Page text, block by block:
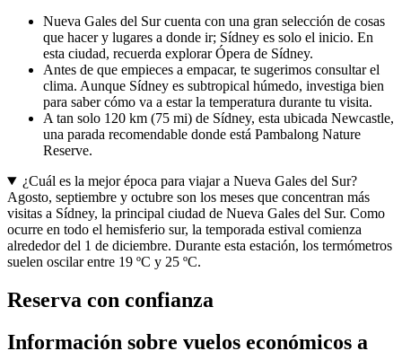
Nueva Gales del Sur cuenta con una gran selección de cosas
que hacer y lugares a donde ir; Sídney es solo el inicio. En
esta ciudad, recuerda explorar Ópera de Sídney.
Antes de que empieces a empacar, te sugerimos consultar el
clima. Aunque Sídney es subtropical húmedo, investiga bien
para saber cómo va a estar la temperatura durante tu visita.
A tan solo 120 km (75 mi) de Sídney, esta ubicada Newcastle,
una parada recomendable donde está Pambalong Nature
Reserve.
¿Cuál es la mejor época para viajar a Nueva Gales del Sur?
Agosto, septiembre y octubre son los meses que concentran más
visitas a Sídney, la principal ciudad de Nueva Gales del Sur. Como
ocurre en todo el hemisferio sur, la temporada estival comienza
alrededor del 1 de diciembre. Durante esta estación, los termómetros
suelen oscilar entre 19 ºC y 25 ºC.
Reserva con confianza
Información sobre vuelos económicos a